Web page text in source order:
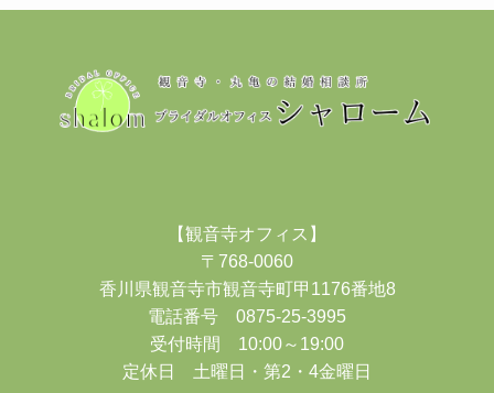
【観音寺オフィス】
〒768-0060
香川県観音寺市観音寺町甲1176番地8
電話番号 0875-25-3995
受付時間 10:00～19:00
定休日 土曜日・第2・4金曜日